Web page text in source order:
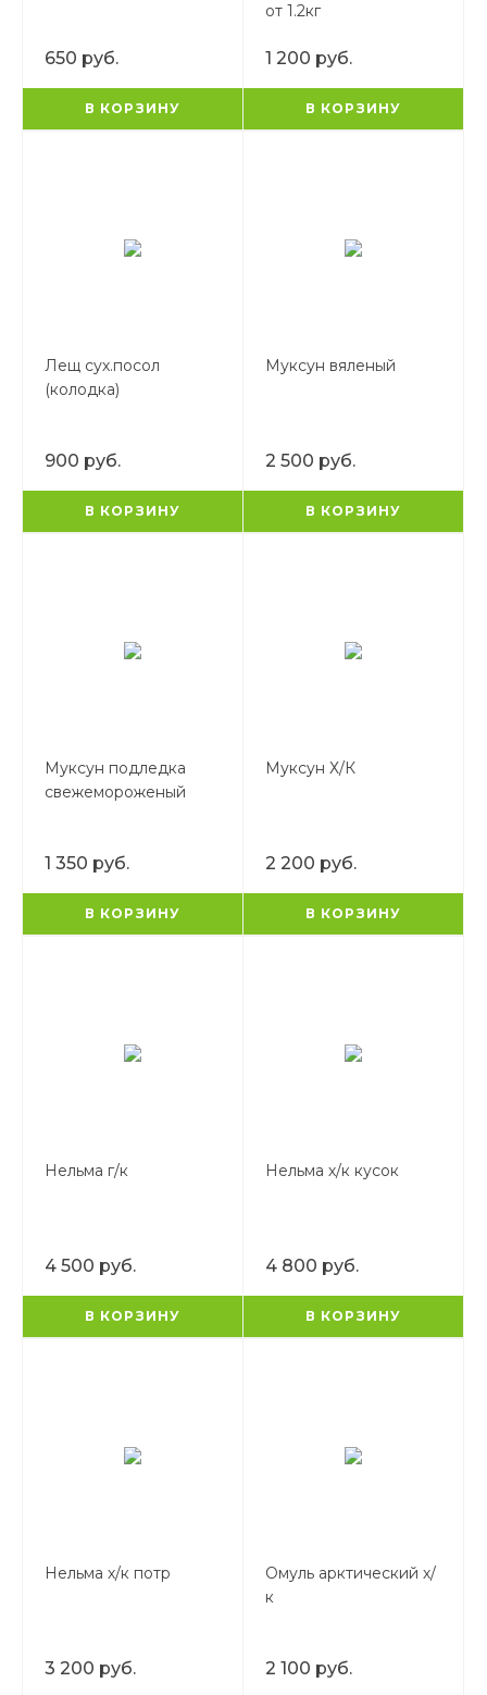
650 руб.
В КОРЗИНУ
от 1.2кг
1 200 руб.
В КОРЗИНУ
Лещ сух.посол
(колодка)
900 руб.
В КОРЗИНУ
Муксун вяленый
2 500 руб.
В КОРЗИНУ
Муксун подледка
свежемороженый
1 350 руб.
В КОРЗИНУ
Муксун Х/К
2 200 руб.
В КОРЗИНУ
Нельма г/к
4 500 руб.
В КОРЗИНУ
Нельма х/к кусок
4 800 руб.
В КОРЗИНУ
Нельма х/к потр
3 200 руб.
Омуль арктический х/
к
2 100 руб.